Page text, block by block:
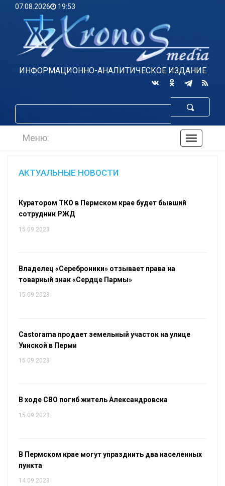
07.08.2026 19:53
ИНФОРМАЦИОННО-АНАЛИТИЧЕСКОЕ ИЗДАНИЕ
по
Меню:
АКТУАЛЬНЫЕ НОВОСТИ
Куратором ТКО в Пермском крае будет бывший
сотрудник РЖД
15.09.2023
Владелец «Сереброники» отзывает права на
товарный знак «Сердце Пармы»
15.09.2023
Castorama продает земельный участок на улице
Уинской в Перми
15.09.2023
В ходе СВО погиб житель Александровска
15.09.2023
В Пермском крае могут упразднить два населенных
пункта
14.09.2023